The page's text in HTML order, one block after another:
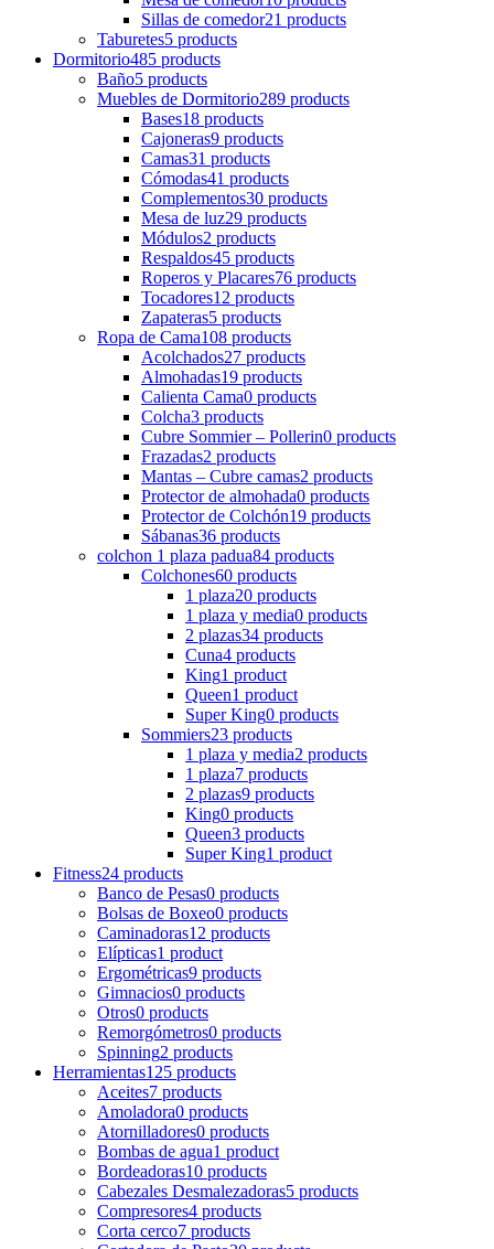
Sillas de comedor21 products
Taburetes5 products
Dormitorio485 products
Baño5 products
Muebles de Dormitorio289 products
Bases18 products
Cajoneras9 products
Camas31 products
Cómodas41 products
Complementos30 products
Mesa de luz29 products
Módulos2 products
Respaldos45 products
Roperos y Placares76 products
Tocadores12 products
Zapateras5 products
Ropa de Cama108 products
Acolchados27 products
Almohadas19 products
Calienta Cama0 products
Colcha3 products
Cubre Sommier – Pollerin0 products
Frazadas2 products
Mantas – Cubre camas2 products
Protector de almohada0 products
Protector de Colchón19 products
Sábanas36 products
colchon 1 plaza padua84 products
Colchones60 products
1 plaza20 products
1 plaza y media0 products
2 plazas34 products
Cuna4 products
King1 product
Queen1 product
Super King0 products
Sommiers23 products
1 plaza y media2 products
1 plaza7 products
2 plazas9 products
King0 products
Queen3 products
Super King1 product
Fitness24 products
Banco de Pesas0 products
Bolsas de Boxeo0 products
Caminadoras12 products
Elípticas1 product
Ergométricas9 products
Gimnacios0 products
Otros0 products
Remorgómetros0 products
Spinning2 products
Herramientas125 products
Aceites7 products
Amoladora0 products
Atornilladores0 products
Bombas de agua1 product
Bordeadoras10 products
Cabezales Desmalezadoras5 products
Compresores4 products
Corta cerco7 products